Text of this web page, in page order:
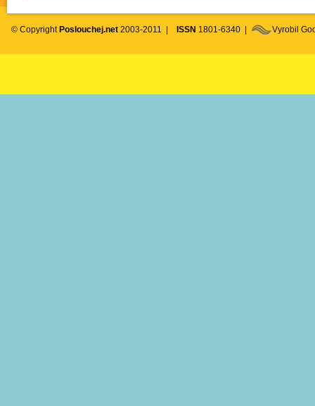
© Copyright Poslouchej.net 2003-2011 | ISSN 1801-6340 | Vyrobil